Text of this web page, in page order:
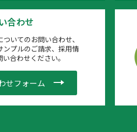
合わせ
いてのお問い合わせ、
プルのご請求、採用情
合わせください。
せフォーム